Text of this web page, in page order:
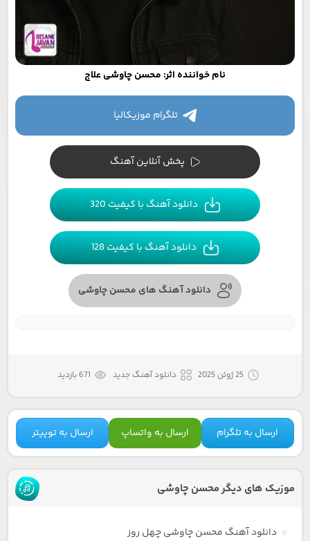
نام خواننده اثر: محسن چاوشی علاج
تلگرام موزیکالیا
پخش آنلاین آهنگ
دانلود آهنگ با کیفیت 320
دانلود آهنگ با کیفیت 128
دانلود آهنگ های محسن چاوشی
25 ژوئن 2025 دانلود آهنگ جدید 671 بازدید
ارسال به تلگرام ارسال به واتساپ ارسال به توییتر
موزیک های دیگر محسن چاوشی
دانلود آهنگ محسن چاوشی چهل روز